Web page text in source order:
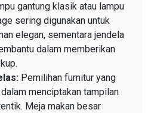
gantung klasik atau lampu
sering digunakan untuk
elegan, sementara jendela
dalam memberikan
Pemilihan furnitur yang
menciptakan tampilan
Meja makan besar